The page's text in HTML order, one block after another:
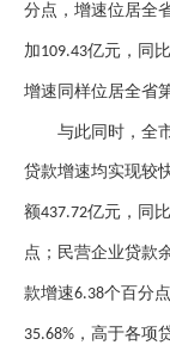
分点，增速位居全
加109.43亿元，同
增速同样位居全省
与此同时，全
贷款增速均实现较
额437.72亿元，同
点；民营企业贷款
款增速6.38个百分
35.68% ，高于各项